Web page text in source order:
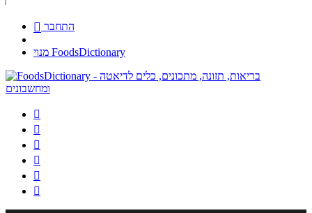
 התחבר
מנוי FoodsDictionary





